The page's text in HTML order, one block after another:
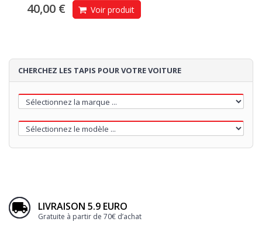
40,00 € Voir produit
CHERCHEZ LES TAPIS POUR VOTRE VOITURE
LIVRAISON 5.9 EURO
Gratuite à partir de 70€ d’achat